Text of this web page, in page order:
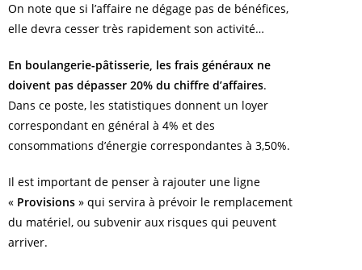
On note que si l’affaire ne dégage pas de bénéfices,
elle devra cesser très rapidement son activité…
En boulangerie-pâtisserie, les frais généraux ne
doivent pas dépasser 20% du chiffre d’affaires.
Dans ce poste, les statistiques donnent un loyer
correspondant en général à 4% et des
consommations d’énergie correspondantes à 3,50%.
Il est important de penser à rajouter une ligne
« Provisions » qui servira à prévoir le remplacement
du matériel, ou subvenir aux risques qui peuvent
arriver.